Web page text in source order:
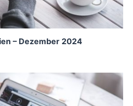
– Dezember 2024